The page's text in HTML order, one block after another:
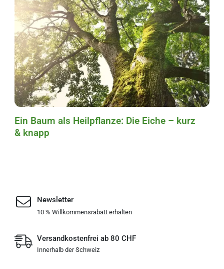
Ein Baum als Heilpflanze: Die Eiche – kurz
& knapp
Newsletter
10 % Willkommensrabatt erhalten
Versandkostenfrei ab 80 CHF
Innerhalb der Schweiz